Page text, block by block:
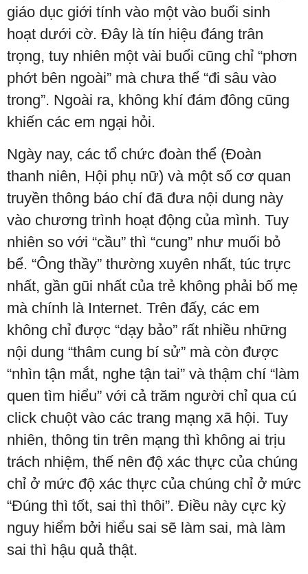
giáo dục giới tính vào một vào buổi sinh
hoạt dưới cờ. Đây là tín hiệu đáng trân
trọng, tuy nhiên một vài buổi cũng chỉ “phơn
phớt bên ngoài” mà chưa thể “đi sâu vào
trong”. Ngoài ra, không khí đám đông cũng
khiến các em ngại hỏi.
Ngày nay, các tổ chức đoàn thể (Đoàn
thanh niên, Hội phụ nữ) và một số cơ quan
truyền thông báo chí đã đưa nội dung này
vào chương trình hoạt động của mình. Tuy
nhiên so với “cầu” thì “cung” như muối bỏ
bể. “Ông thầy” thường xuyên nhất, túc trực
nhất, gần gũi nhất của trẻ không phải bố mẹ
mà chính là Internet. Trên đấy, các em
không chỉ được “dạy bảo” rất nhiều những
nội dung “thâm cung bí sử” mà còn được
“nhìn tận mắt, nghe tận tai” và thậm chí “làm
quen tìm hiểu” với cả trăm người chỉ qua cú
click chuột vào các trang mạng xã hội. Tuy
nhiên, thông tin trên mạng thì không ai trịu
trách nhiệm, thế nên độ xác thực của chúng
chỉ ở mức độ xác thực của chúng chỉ ở mức
“Đúng thì tốt, sai thì thôi”. Điều này cực kỳ
nguy hiểm bởi hiểu sai sẽ làm sai, mà làm
sai thì hậu quả thật.